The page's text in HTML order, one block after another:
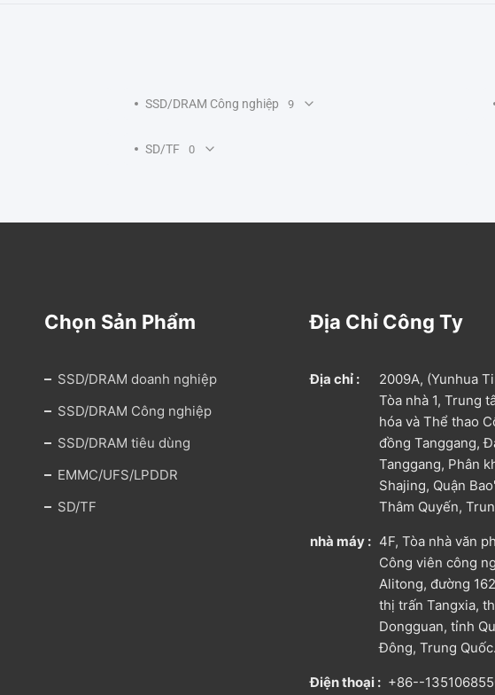
SSD/DRAM Công nghiệp 9
SD/TF 0
Chọn Sản Phẩm
SSD/DRAM doanh nghiệp
SSD/DRAM Công nghiệp
SSD/DRAM tiêu dùng
EMMC/UFS/LPDDR
SD/TF
Địa Chỉ Công Ty
Địa chỉ :
2009A, (Yunhua
Tòa nhà 1, Trung
hóa và Thể thao
đồng Tanggang,
Tanggang, Phân
Shajing, Quận
Thâm Quyến,
nhà máy : 4F, Tòa nhà văn
Công viên công
Alitong, đường 162
thị trấn Tangxia,
Dongguan, tỉnh
Đông, Trung Quốc.
Điện thoại : +86--